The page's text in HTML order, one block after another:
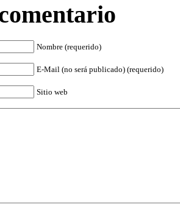
Nombre (requerido)
E-Mail (no será publicado) (requerido)
Sitio web